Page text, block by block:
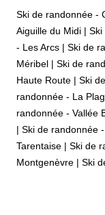
Ski de randonnée -
Aiguille du Midi | Ski
- Les Arcs | Ski de
Méribel | Ski de
Haute Route | Ski
randonnée - La
randonnée - Vallée
| Ski de randonnée
Tarentaise | Ski de
Montgenèvre | Ski